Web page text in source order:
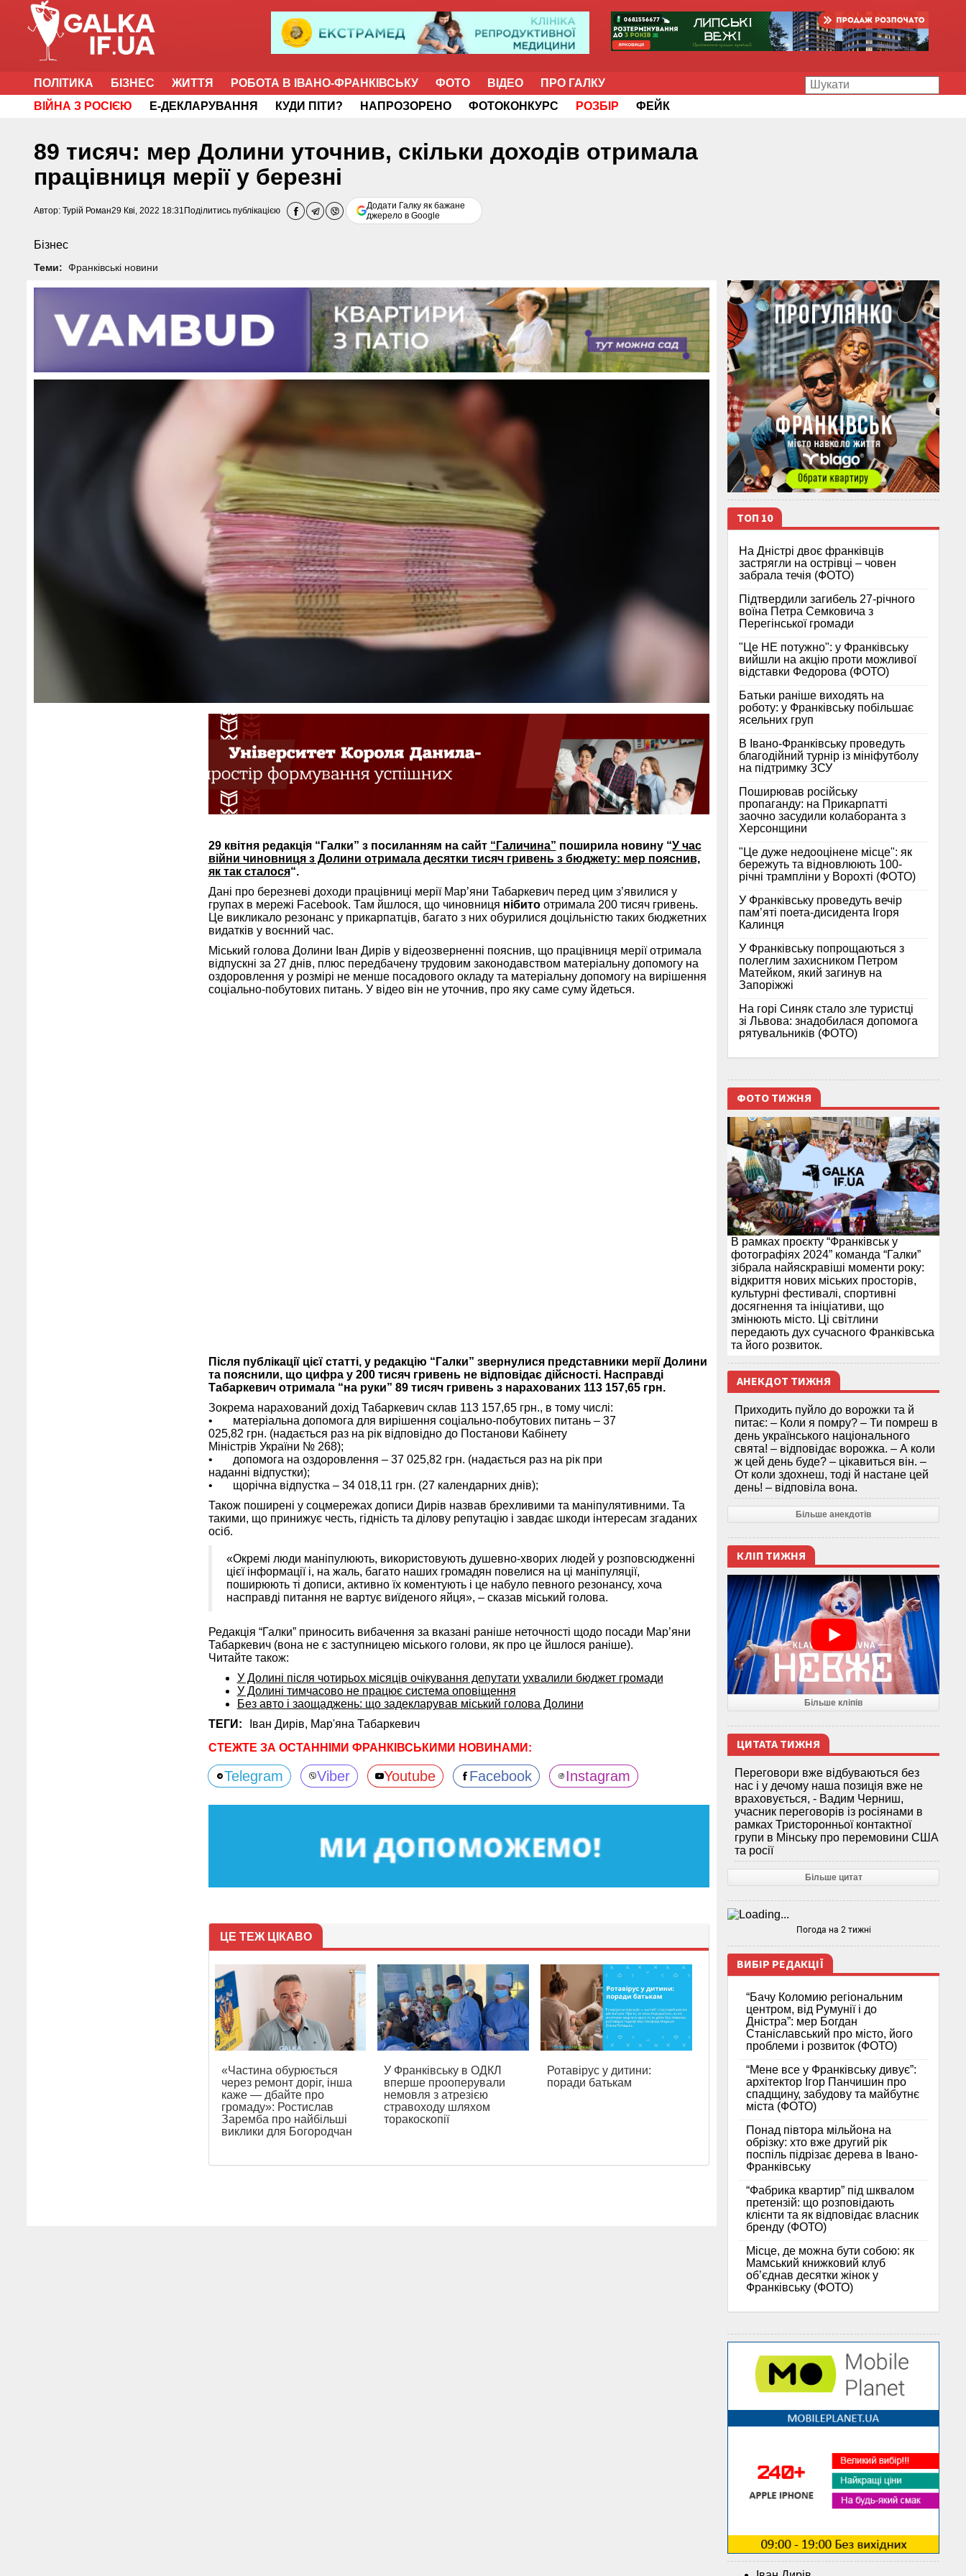
ПОЛІТИКА БІЗНЕС ЖИТТЯ РОБОТА В ІВАНО-ФРАНКІВСЬКУ ФОТО ВІДЕО
ПРО ГАЛКУ
ВІЙНА З РОСІЄЮ
Е-ДЕКЛАРУВАННЯ КУДИ ПІТИ? НАПРОЗОРЕНО ФОТОКОНКУРС РОЗБІР ФЕЙК
89 тисяч: мер Долини уточнив, скільки доходів отримала
працівниця мерії у березні
Автор: Турій Роман29 Кві, 2022 18:31 Поділитись публікацією
Додати Галку як бажане
джерело в Google
Бізнес
Теми: Франківські новини
29 квітня редакція “Галки” з посиланням на сайт “Галичина” поширила новину “У час
війни чиновниця з Долини отримала десятки тисяч гривень з бюджету: мер пояснив,
як так сталося“.
Дані про березневі доходи працівниці мерії Мар’яни Табаркевич перед цим з’явилися у
групах в мережі Facebook. Там йшлося, що чиновниця нібитоотримала 200 тисяч гривень.
Це викликало резонанс у прикарпатців, багато з них обурилися доцільністю таких бюджетних
видатків у воєнний час.
Міський голова Долини Іван Дирів у відеозверненні пояснив, що працівниця мерії отримала
відпускні за 27 днів, плюс передбачену трудовим законодавством матеріальну допомогу на
оздоровлення у розмірі не менше посадового окладу та матеріальну допомогу на вирішення
соціально-побутових питань. У відео він не уточнив, про яку саме суму йдеться.
Після публікації цієї статті, у редакцію “Галки” звернулися представники мерії Долини
та пояснили, що цифра у 200 тисяч гривень не відповідає дійсності. Насправді
Табаркевич отримала “на руки” 89 тисяч гривень з нарахованих 113 157,65 грн.
Зокрема нарахований дохід Табаркевич склав 113 157,65 грн., в тому числі:
• матеріальна допомога для вирішення соціально-побутових питань – 37
025,82 грн. (надається раз на рік відповідно до Постанови Кабінету
Міністрів України № 268);
• допомога на оздоровлення – 37 025,82 грн. (надається раз на рік при
наданні відпустки);
• щорічна відпустка – 34 018,11 грн. (27 календарних днів);
Також поширені у соцмережах дописи Дирів назвав брехливими та маніпулятивними. Та
такими, що принижує честь, гідність та ділову репутацію і завдає шкоди інтересам згаданих
осіб.
«Окремі люди маніпулюють, використовують душевно-хворих людей у розповсюдженні
цієї інформації і, на жаль, багато наших громадян повелися на ці маніпуляції,
поширюють ті дописи, активно їх коментують і це набуло певного резонансу, хоча
насправді питання не вартує виїденого яйця», – сказав міський голова.
Редакція “Галки” приносить вибачення за вказані раніше неточності щодо посади Мар’яни
Табаркевич (вона не є заступницею міського голови, як про це йшлося раніше).
Читайте також:
У Долині після чотирьох місяців очікування депутати ухвалили бюджет громади
У Долині тимчасово не працює система оповіщення
Без авто і заощаджень: що задекларував міський голова Долини
ТЕГИ:
Іван Дирів, Мар'яна Табаркевич
СТЕЖТЕ ЗА ОСТАННІМИ ФРАНКІВСЬКИМИ НОВИНАМИ:
Telegram Viber Youtube Facebook Instagram
ЦЕ ТЕЖ ЦІКАВО
«Частина обурюється
через ремонт доріг, інша
каже — дбайте про
громаду»: Ростислав
Заремба про найбільші
виклики для Богородчан
У Франківську в ОДКЛ
вперше прооперували
немовля з атрезією
стравоходу шляхом
торакоскопії
Ротавірус у дитини:
поради батькам
ТОП 10
На Дністрі двоє франківців
застрягли на острівці – човен
забрала течія (ФОТО)
Підтвердили загибель 27-річного
воїна Петра Семковича з
Перегінської громади
"Це НЕ потужно": у Франківську
вийшли на акцію проти можливої
відставки Федорова (ФОТО)
Батьки раніше виходять на
роботу: у Франківську побільшає
ясельних груп
В Івано-Франківську проведуть
благодійний турнір із мініфутболу
на підтримку ЗСУ
Поширював російську
пропаганду: на Прикарпатті
заочно засудили колаборанта з
Херсонщини
"Це дуже недооцінене місце": як
бережуть та відновлюють 100-
річні трампліни у Ворохті (ФОТО)
У Франківську проведуть вечір
пам’яті поета-дисидента Ігоря
Калинця
У Франківську попрощаються з
полеглим захисником Петром
Матейком, який загинув на
Запоріжжі
На горі Синяк стало зле туристці
зі Львова: знадобилася допомога
рятувальників (ФОТО)
ФОТО ТИЖНЯ
В рамках проєкту “Франківськ у
фотографіях 2024” команда “Галки”
зібрала найяскравіші моменти року:
відкриття нових міських просторів,
культурні фестивалі, спортивні
досягнення та ініціативи, що
змінюють місто. Ці світлини
передають дух сучасного Франківська
та його розвиток.
АНЕКДОТ ТИЖНЯ
Приходить пуйло до ворожки та й
питає: – Коли я помру? – Ти помреш в
день українського національного
свята! – відповідає ворожка. – А коли
ж цей день буде? – цікавиться він. –
От коли здохнеш, тоді й настане цей
день! – відповіла вона.
Більше анекдотів
КЛІП ТИЖНЯ
Більше кліпів
ЦИТАТА ТИЖНЯ
Переговори вже відбуваються без
нас і у дечому наша позиція вже не
враховується, - Вадим Черниш,
учасник переговорів із росіянами в
рамках Тристоронньої контактної
групи в Мінську про перемовини США
та росії
Більше цитат
Погода на 2 тижні
ВИБІР РЕДАКЦІЇ
“Бачу Коломию регіональним
центром, від Румунії і до
Дністра”: мер Богдан
Станіславський про місто, його
проблеми і розвиток (ФОТО)
“Мене все у Франківську дивує”:
архітектор Ігор Панчишин про
спадщину, забудову та майбутнє
міста (ФОТО)
Понад півтора мільйона на
обрізку: хто вже другий рік
поспіль підрізає дерева в Івано-
Франківську
“Фабрика квартир” під шквалом
претензій: що розповідають
клієнти та як відповідає власник
бренду (ФОТО)
Місце, де можна бути собою: як
Мамський книжковий клуб
об’єднав десятки жінок у
Франківську (ФОТО)